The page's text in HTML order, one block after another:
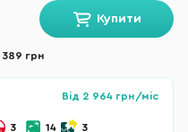
389 грн
Купити
Від 2 964 грн/міс
3 14 3